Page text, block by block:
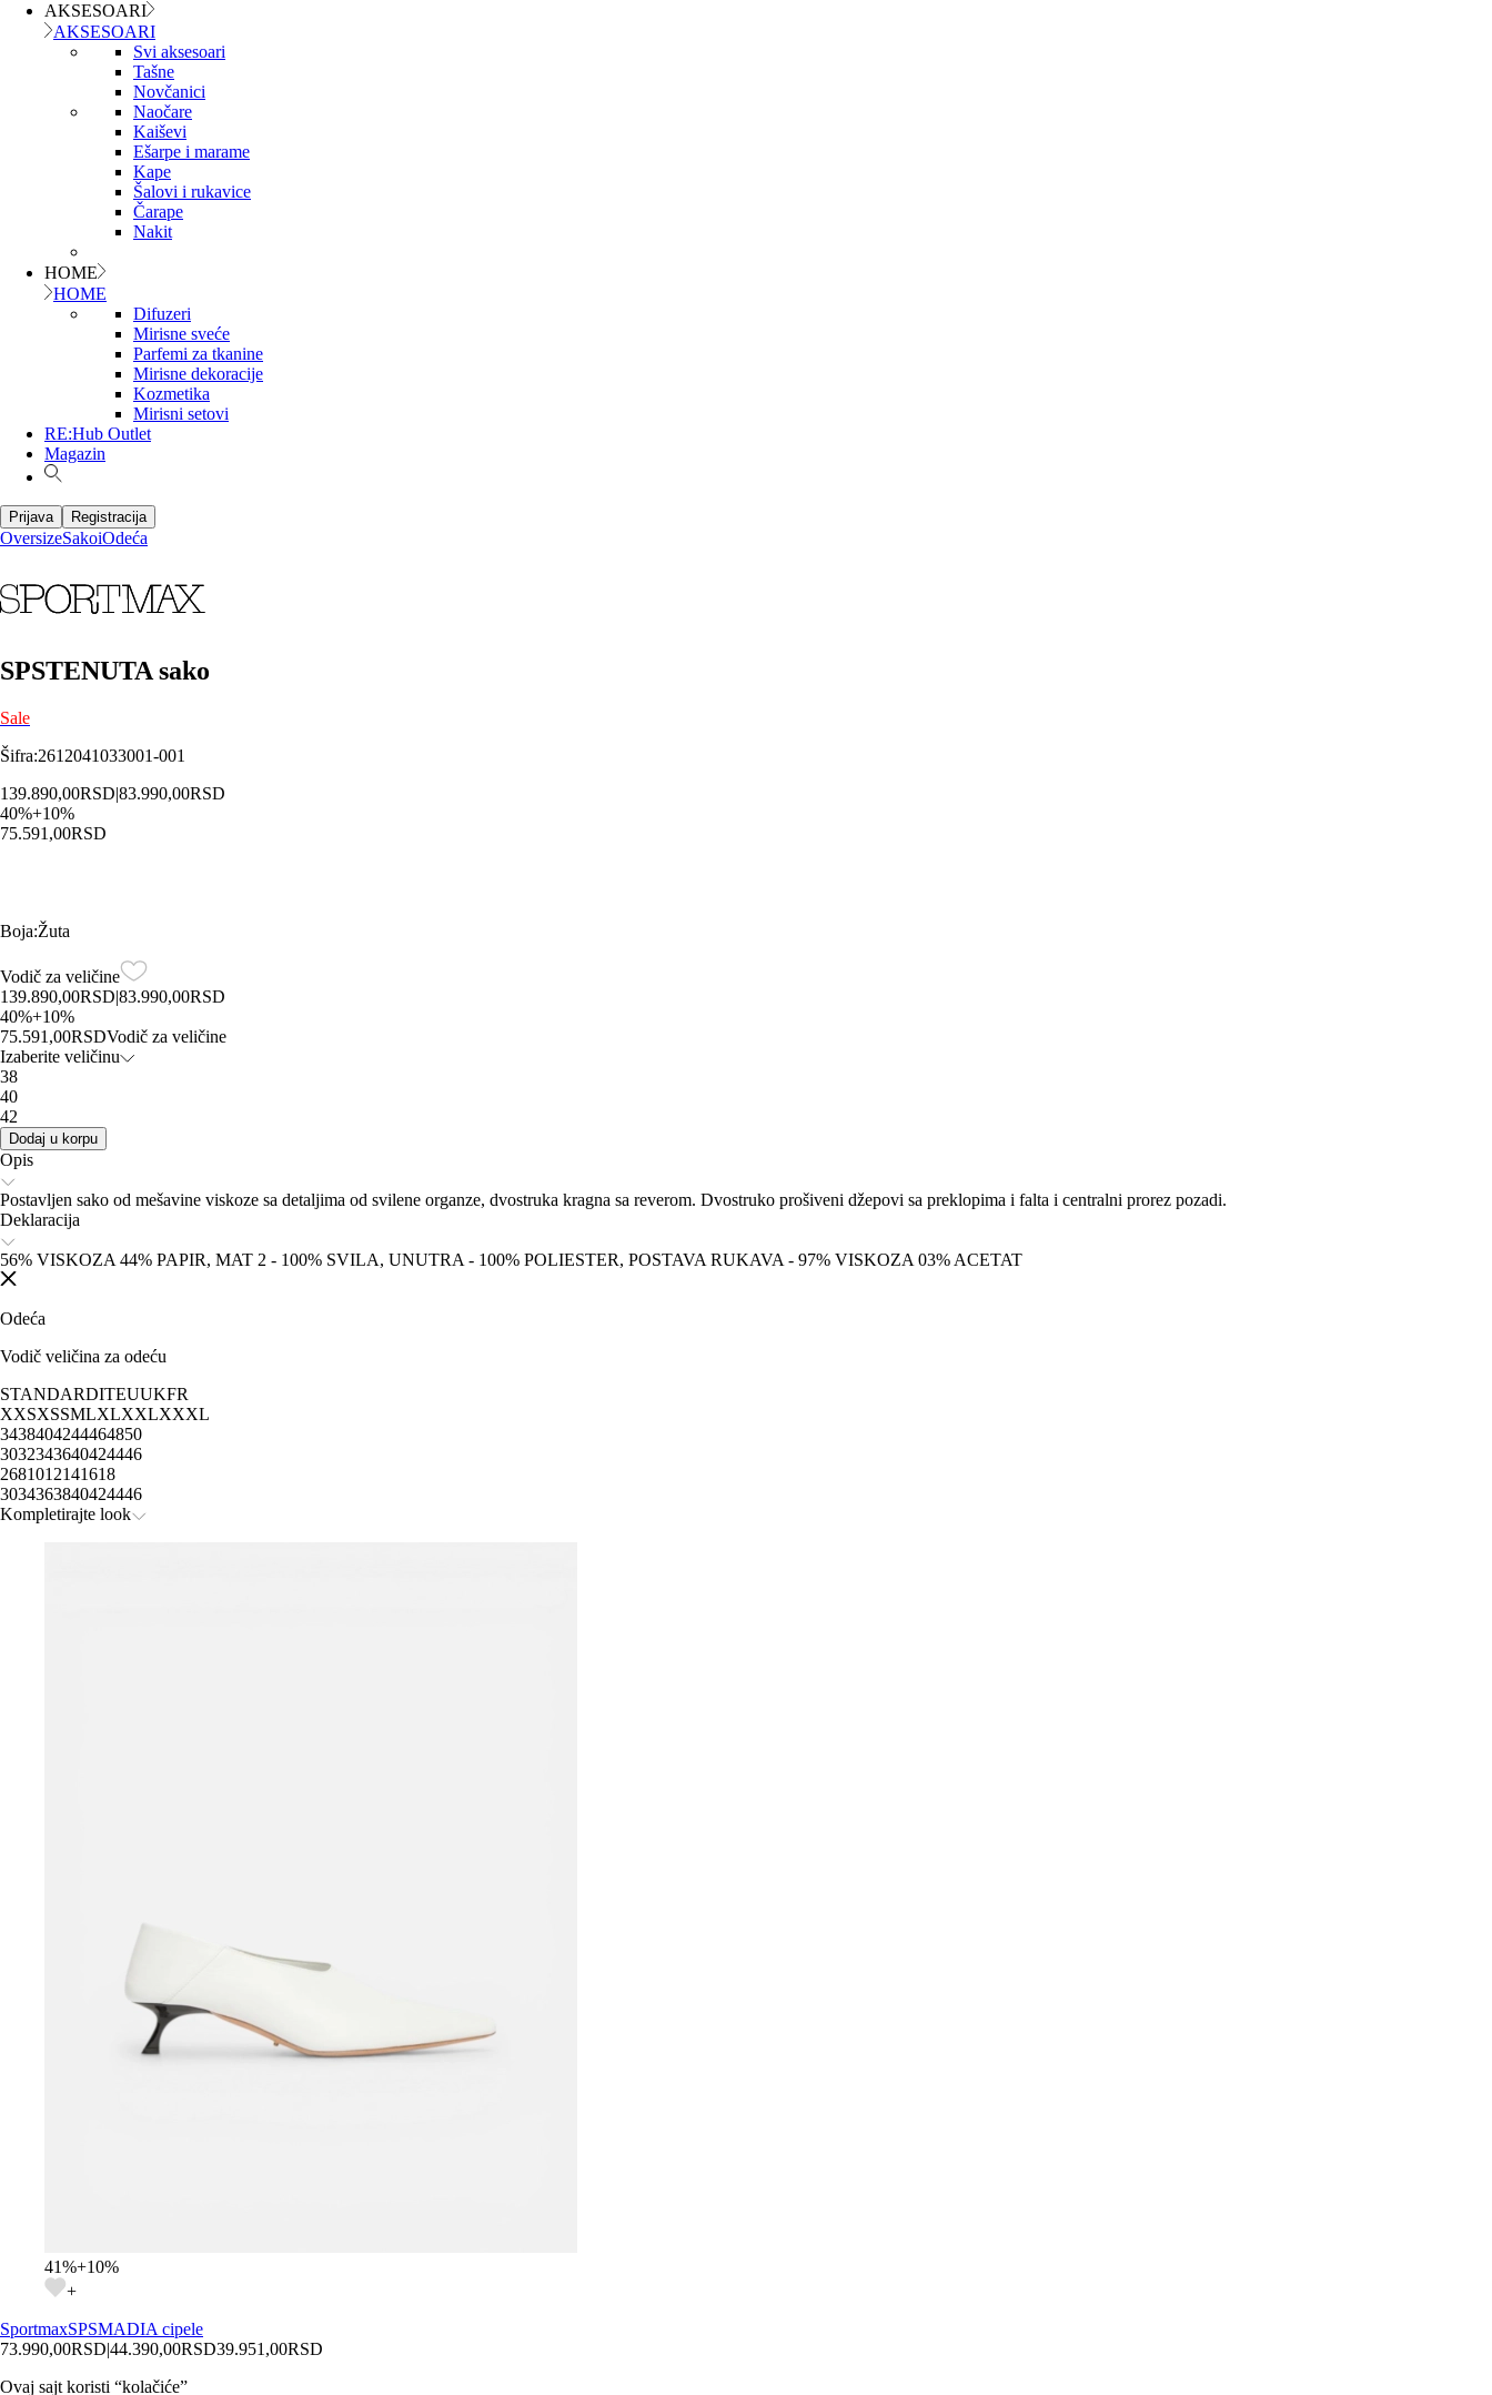
AKSESOARI
AKSESOARI
Svi aksesoari
Tašne
Novčanici
Naočare
Kaiševi
Ešarpe i marame
Kape
Šalovi i rukavice
Čarape
Nakit
HOME
HOME
Difuzeri
Mirisne sveće
Parfemi za tkanine
Mirisne dekoracije
Kozmetika
Mirisni setovi
RE:Hub Outlet
Magazin
Prijava Registracija
OversizeSakoiOdeća
SPSTENUTA sako
Sale
Šifra:2612041033001-001
139.890,00RSD|83.990,00RSD
40%+10%
75.591,00RSD
Boja:Žuta
Vodič za veličine
139.890,00RSD|83.990,00RSD
40%+10%
75.591,00RSDVodič za veličine
Izaberite veličinu
38
40
42
Dodaj u korpu
Opis
Postavljen sako od mešavine viskoze sa detaljima od svilene organze, dvostruka kragna sa reverom. Dvostruko prošiveni džepovi sa preklopima i falta i centralni prorez pozadi.
Deklaracija
56% VISKOZA 44% PAPIR, MAT 2 - 100% SVILA, UNUTRA - 100% POLIESTER, POSTAVA RUKAVA - 97% VISKOZA 03% ACETAT
Odeća
Vodič veličina za odeću
STANDARDITEUUKFR
XXSXSSMLXLXXLXXXL
3438404244464850
3032343640424446
2681012141618
3034363840424446
Kompletirajte look
41%+10%
+
SportmaxSPSMADIA cipele
73.990,00RSD|44.390,00RSD39.951,00RSD
Ovaj sajt koristi “kolačiće”